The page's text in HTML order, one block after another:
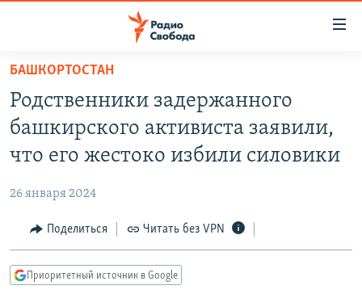
упрощенного
доступа
Вернуться
основному
Вернутся
Вернутся
ПОДКАСТЫ
АВТОРСКИЕ ПРОЕКТЫ
МНЕНИЯ
КУЛЬТУРА
КАВКАЗ.РЕАЛИИ
БАШКОРТОСТАН
Родственники задержанного
башкирского активиста заявили,
что его жестоко избили силовики
26 января 2024
Поделиться Читать без VPN
Приоритетный источник в Google